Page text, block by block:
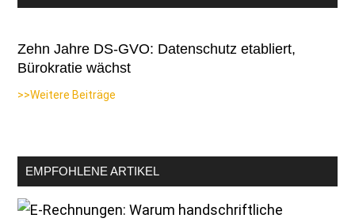
Zehn Jahre DS-GVO: Datenschutz etabliert,
Bürokratie wächst
>>Weitere Beiträge
EMPFOHLENE ARTIKEL